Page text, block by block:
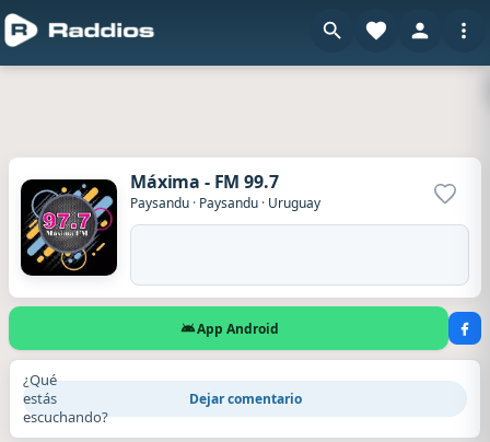
Máxima - FM 99.7
Paysandu · Paysandu · Uruguay
App Android
¿Qué
estás
escuchando?
Dejar comentario